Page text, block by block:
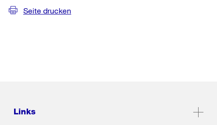
Seite drucken
Links